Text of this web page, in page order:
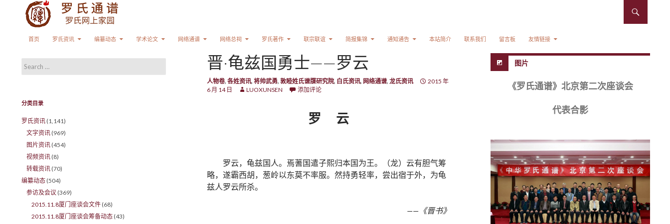
首页
罗氏资讯 编纂动态 学术论文 网络通谱 网络总祠 罗氏著作 联宗联谊 简报集锦 通知通告 本站简介 联系我们 留言板 友情链接
晋·龟兹国勇士——罗云
人物卷, 各姓资讯, 将帅武勇, 敦睦姓氏谱牒研究院, 白氏资讯, 网络通谱, 龙氏资讯
2015 年
6 月 14 日
LUOXUNSEN 添加评论
罗 云
罗云，龟兹国人。焉蓍国遣子熙归本国为王。（龙）云有胆气筹
略，遂霸西胡，葱岭以东莫不率服。然持勇轻率，尝出宿于外，为龟
兹人罗云所杀。
——《晋书》
图片
《罗氏通谱》北京第二次座谈会
代表合影
Search for:
分类目录
罗氏资讯 (1,141)
文字资讯 (969)
图片资讯 (454)
视频资讯 (8)
转载资讯 (70)
编纂动态 (504)
参访及会议 (369)
2015.11.8厦门座谈会文件 (68)
2015.11.8厦门座谈会筹备动态 (43)